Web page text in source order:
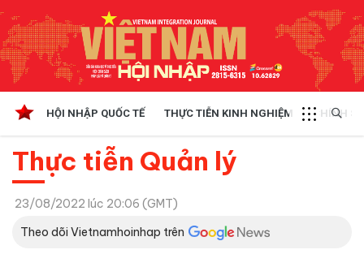
HỘI NHẬP QUỐC TẾ THỰC TIỄN KINH NGHIỆM CHÍNH
Thực tiễn Quản lý
23/08/2022 lúc 20:06 (GMT)
Theo dõi Vietnamhoinhap trên